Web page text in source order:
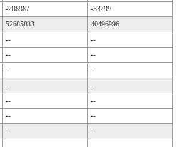
-208987
-33299
52685883
40496996
--
--
--
--
--
--
--
--
--
--
--
--
--
--